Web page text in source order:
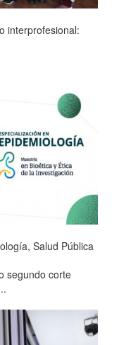
interprofesional:
Salud Pública
segundo corte